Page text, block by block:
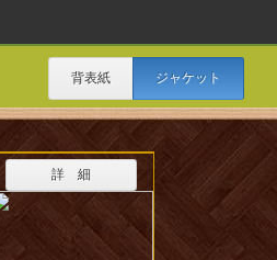
背表紙 ジャケット
詳 細